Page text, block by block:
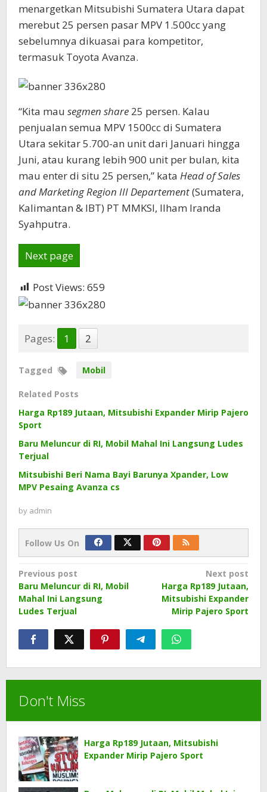
menargetkan Mitsubishi Sumatera Utara dapat
merebut 25 persen pasar MPV 1.500cc yang
sebelumnya dikuasai para kompetitor,
termasuk Toyota Avanza.
“Kita mau segmen share 25 persen. Kalau
penjualan semua MPV 1500cc di Sumatera
Utara sekitar 5.700-an unit dari Januari hingga
Juni, atau kurang lebih 900 unit per bulan, kita
mau enter di situ 25 persen,” kata Head of Sales
and Marketing Region III Departement(Sumatera,
Kalimantan & IBT) PT MMKSI, Ilham Iranda
Syahputra.
Next page
Post Views: 659
Pages: 1 2
Tagged Mobil
Related Posts
Harga Rp189 Jutaan, Mitsubishi Expander Mirip Pajero
Sport
Baru Meluncur di RI, Mobil Mahal Ini Langsung Ludes
Terjual
Mitsubishi Beri Nama Bayi Barunya Xpander, Low
MPV Pesaing Avanza cs
by admin
Follow Us On
Post
navigation
Previous post
Baru Meluncur di RI, Mobil
Mahal Ini Langsung
Ludes Terjual
Next post
Harga Rp189 Jutaan,
Mitsubishi Expander
Mirip Pajero Sport
Don't Miss
Harga Rp189 Jutaan, Mitsubishi
Expander Mirip Pajero Sport